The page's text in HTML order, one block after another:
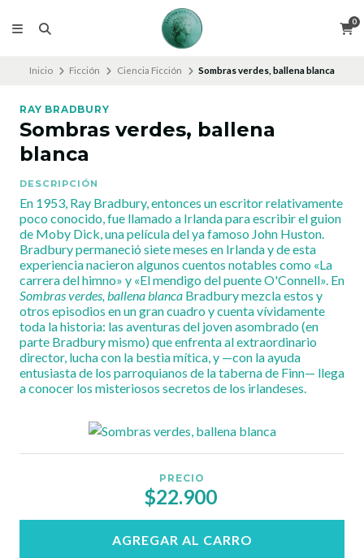
0
Inicio Ficción Ciencia Ficción Sombras verdes, ballena blanca
RAY BRADBURY
Sombras verdes, ballena
blanca
DESCRIPCIÓN
En 1953, Ray Bradbury, entonces un escritor relativamente
poco conocido, fue llamado a Irlanda para escribir el guion
de Moby Dick, una película del ya famoso John Huston.
Bradbury permaneció siete meses en Irlanda y de esta
experiencia nacieron algunos cuentos notables como «La
carrera del himno» y «El mendigo del puente O'Connell». En
Sombras verdes, ballena blanca Bradbury mezcla estos y
otros episodios en un gran cuadro y cuenta vívidamente
toda la historia: las aventuras del joven asombrado (en
parte Bradbury mismo) que enfrenta al extraordinario
director, lucha con la bestia mítica, y —con la ayuda
entusiasta de los parroquianos de la taberna de Finn— llega
a conocer los misteriosos secretos de los irlandeses.
PRECIO
$22.900
AGREGAR AL CARRO